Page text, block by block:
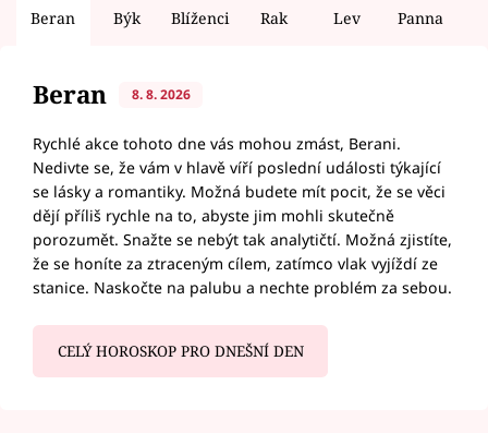
Beran Býk Blíženci Rak Lev Panna
Beran 8. 8. 2026
Rychlé akce tohoto dne vás mohou zmást, Berani.
Nedivte se, že vám v hlavě víří poslední události týkající
se lásky a romantiky. Možná budete mít pocit, že se věci
dějí příliš rychle na to, abyste jim mohli skutečně
porozumět. Snažte se nebýt tak analytičtí. Možná zjistíte,
že se honíte za ztraceným cílem, zatímco vlak vyjíždí ze
stanice. Naskočte na palubu a nechte problém za sebou.
CELÝ HOROSKOP PRO DNEŠNÍ DEN